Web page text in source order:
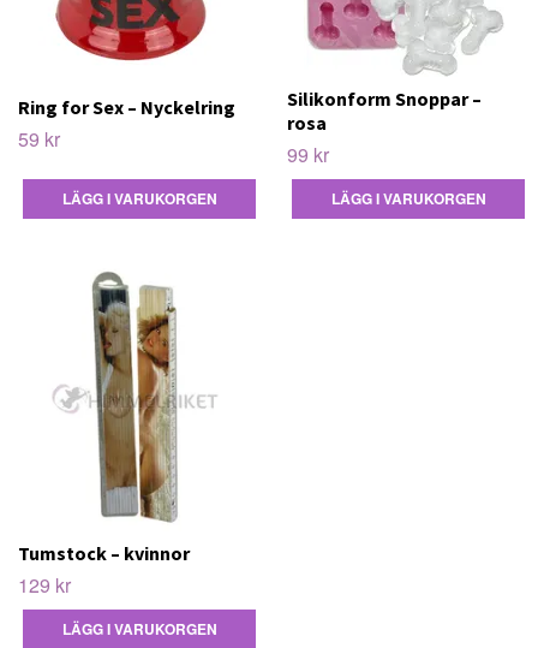
Ring for Sex – Nyckelring
59 kr
Silikonform Snoppar –
rosa
99 kr
Tumstock – kvinnor
129 kr